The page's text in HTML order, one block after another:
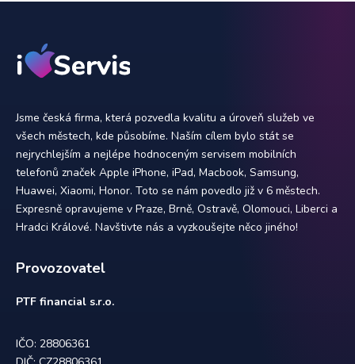
Jsme česká firma, která pozvedla kvalitu a úroveň služeb ve
všech městech, kde působíme. Naším cílem bylo stát se
nejrychlejším a nejlépe hodnoceným servisem mobilních
telefonů značek Apple iPhone, iPad, Macbook, Samsung,
Huawei, Xiaomi, Honor. Toto se nám povedlo již v 6 městech.
Expresně opravujeme v Praze, Brně, Ostravě, Olomouci, Liberci a
Hradci Králové. Navštivte nás a vyzkoušejte něco jiného!
Provozovatel
PTF financial s.r.o.
IČO: 28806361